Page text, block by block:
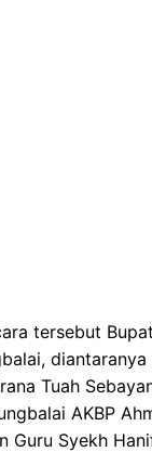
tersebut
Tuah
AKBP
Guru Syekh